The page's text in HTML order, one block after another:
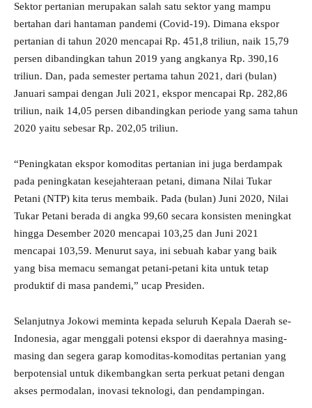
Sektor pertanian merupakan salah satu sektor yang mampu
bertahan dari hantaman pandemi (Covid-19). Dimana ekspor
pertanian di tahun 2020 mencapai Rp. 451,8 triliun, naik 15,79
persen dibandingkan tahun 2019 yang angkanya Rp. 390,16
triliun. Dan, pada semester pertama tahun 2021, dari (bulan)
Januari sampai dengan Juli 2021, ekspor mencapai Rp. 282,86
triliun, naik 14,05 persen dibandingkan periode yang sama tahun
2020 yaitu sebesar Rp. 202,05 triliun.
“Peningkatan ekspor komoditas pertanian ini juga berdampak
pada peningkatan kesejahteraan petani, dimana Nilai Tukar
Petani (NTP) kita terus membaik. Pada (bulan) Juni 2020, Nilai
Tukar Petani berada di angka 99,60 secara konsisten meningkat
hingga Desember 2020 mencapai 103,25 dan Juni 2021
mencapai 103,59. Menurut saya, ini sebuah kabar yang baik
yang bisa memacu semangat petani-petani kita untuk tetap
produktif di masa pandemi,” ucap Presiden.
Selanjutnya Jokowi meminta kepada seluruh Kepala Daerah se-
Indonesia, agar menggali potensi ekspor di daerahnya masing-
masing dan segera garap komoditas-komoditas pertanian yang
berpotensial untuk dikembangkan serta perkuat petani dengan
akses permodalan, inovasi teknologi, dan pendampingan.